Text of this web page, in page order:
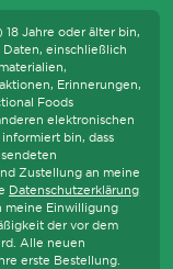
Jahre oder älter bin,
einschließlich
Erinnerungen,
Foods
elektronischen
bin, dass
Zustellung an meine
Datenschutzerklärung
meine Einwilligung
der vor dem
Alle neuen
erste Bestellung.